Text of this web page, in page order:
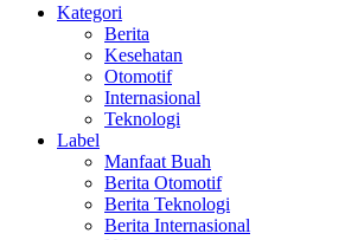
Kategori
Berita
Kesehatan
Otomotif
Internasional
Teknologi
Label
Manfaat Buah
Berita Otomotif
Berita Teknologi
Berita Internasional